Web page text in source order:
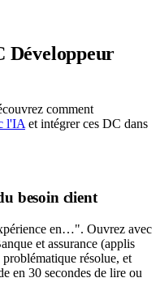
Développeur
comment
l'IA et intégrer ces DC dans
besoin client
en…". Ouvrez avec
et assurance (applis
résolue, et
en 30 secondes de lire ou